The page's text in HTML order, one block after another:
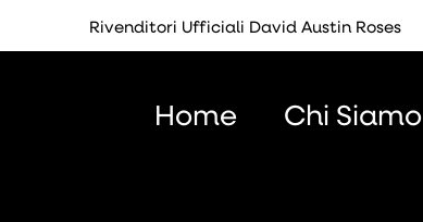
Rivenditori Ufficiali David Austin Roses
Home Chi Siamo